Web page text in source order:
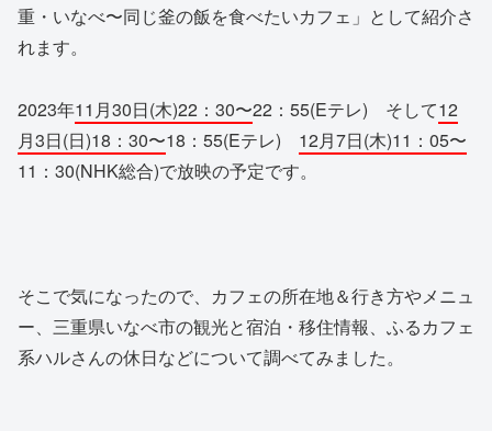
重・いなべ〜同じ釜の飯を食べたいカフェ」として紹介さ
れます。
2023年11月30日(木)22：30〜22：55(Eテレ) そして12
月3日(日)18：30〜18：55(Eテレ) 12月7日(木)11：05〜
11：30(NHK総合)で放映の予定です。
そこで気になったので、カフェの所在地＆行き方やメニュ
ー、三重県いなべ市の観光と宿泊・移住情報、ふるカフェ
系ハルさんの休日などについて調べてみました。